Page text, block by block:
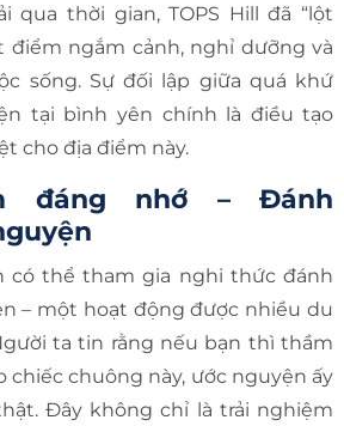
qua thời gian, TOPS Hill đã “lột
điểm ngắm cảnh, nghỉ dưỡng và
sống. Sự đối lập giữa quá khứ
tại bình yên chính là điều tạo
cho địa điểm này.
đáng nhớ – Đánh
có thể tham gia nghi thức đánh
– một hoạt động được nhiều du
ta tin rằng nếu bạn thì thầm
chiếc chuông này, ước nguyện ấy
Đây không chỉ là trải nghiệm